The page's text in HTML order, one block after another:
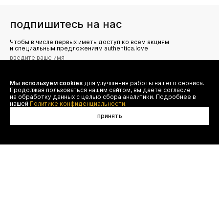
подпишитесь на нас
Чтобы в числе первых иметь доступ ко всем акциям
и специальным предложениям authentica.love
Я даю согласие на сбор, обработку и хранение моих
персональных данных (имя, email, телефон) для получения
рекламных и информационных рассылок от ООО 'БТ
Юнайтед', а также ознакомлен(а) с
Политикой конфиденциальности
Мы используем cookies для улучшения работы нашего сервиса.
Продолжая пользоваться нашим сайтом, вы даёте согласие
на обработку данных с целью сбора аналитики. Подробнее в
нашей Политике конфиденциальности.
принять